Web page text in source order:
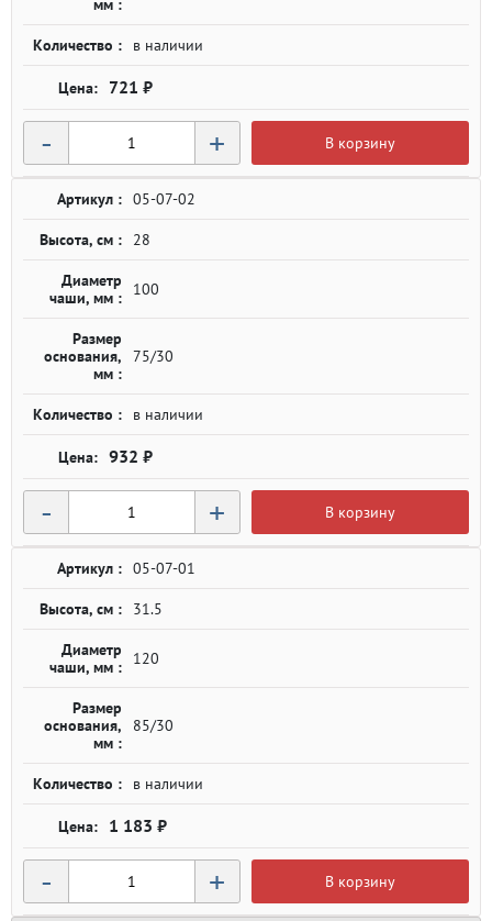
мм :
Количество : в наличии
721 ₽
- + В корзину
Артикул : 05-07-02
Высота, см : 28
Диаметр
чаши, мм :
100
Размер
основания,
мм :
75/30
Количество : в наличии
932 ₽
- + В корзину
Артикул : 05-07-01
Высота, см : 31.5
Диаметр
чаши, мм :
120
Размер
основания,
мм :
85/30
Количество : в наличии
1 183 ₽
- + В корзину